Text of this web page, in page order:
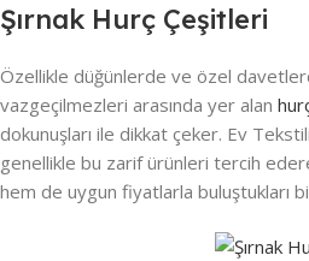
Şırnak Hurç Çeşitleri
Özellikle düğünlerde ve özel
vazgeçilmezleri arasında yer alan
dokunuşları ile dikkat çeker. Ev
genellikle bu zarif ürünleri tercih
hem de uygun fiyatlarla buluştukları